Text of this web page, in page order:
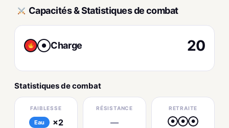
Capacités & Statistiques de combat
● Charge 20
Statistiques de combat
FAIBLESSE
Eau ×2
RÉSISTANCE
—
RETRAITE
● ● ●